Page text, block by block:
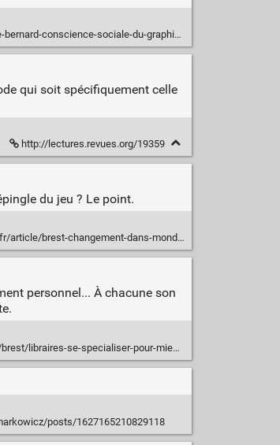
du-graphisme-disparait-a-l-age-de-73-ans,134702.php
qui soit spécifiquement celle
http://lectures.revues.org/19359
du jeu ? Le point.
dans-monde-librairies-31-08-2015-224362
personnel... À chacune son
85-[PartageTT]-20150827-[article]&utm_source=PartageTT&utm_medium=e-mail&utm_campaign=PartageTT
posts/1627165210829118